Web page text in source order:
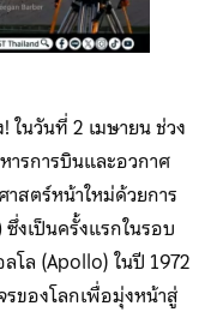
ในวันที่ 2 เมษายน ช่วง
ารการบินและอวกาศ
าสตร์หน้าใหม่ด้วยการ
ซึ่งเป็นครั้งแรกในรอบ
ล (Apollo) ในปี 1972
ของโลกเพื่อมุ่งหน้าสู่